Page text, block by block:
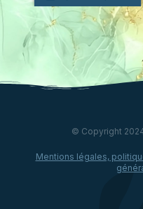
© Copyright
Mentions légales,